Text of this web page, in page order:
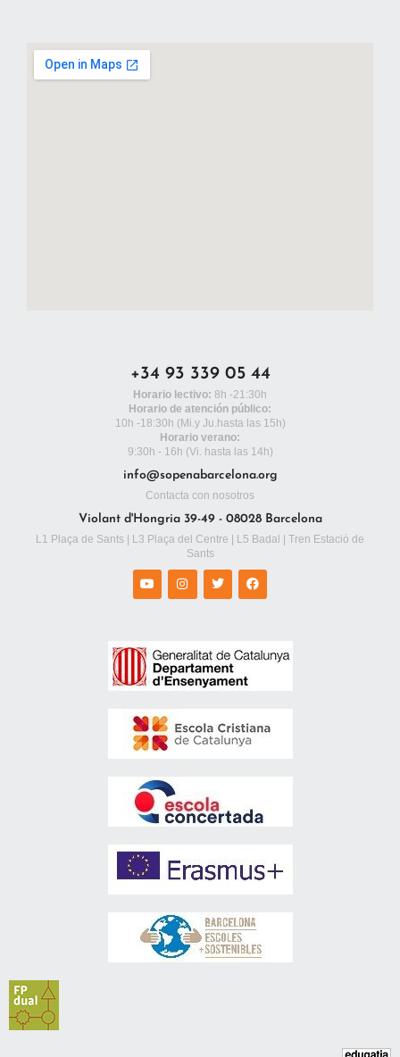
+34 93 339 05 44
Horario lectivo: 8h -21:30h
Horario de atención público:
10h -18:30h (Mi.y Ju.hasta las 15h)
Horario verano:
9:30h - 16h (Vi. hasta las 14h)
info@sopenabarcelona.org
Contacta con nosotros
Violant d'Hongria 39-49 - 08028 Barcelona
L1 Plaça de Sants | L3 Plaça del Centre | L5 Badal | Tren Estació de
Sants